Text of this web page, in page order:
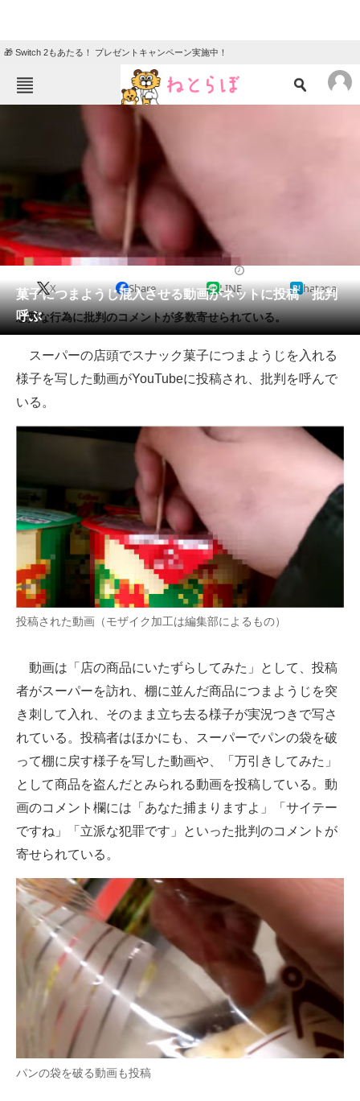
🎁 Switch 2もあたる！ プレゼントキャンペーン実施中！
グルメ 地域
住まい 教育・育児
動物 リサーチ
会員記事
メディア
注目記事を集めた総合ページ
スマホと通信の最新トレンド
進化するPCとデバイスの未来
好きが集まる 比べて選べる
ビジネスと働き方のヒント
AI活用のいまが分かる
企業ITのトレンドを詳説
マーケ×ITの今がよく分かる
ITエンジニア向け専門サイト
企業向けIT製品の総合サイト
IT製品の技術・比較・事例
製造業のIT導入・活用を支援
エレクトロニクス専門サイト
電子設計の基本と応用
エネルギーの専門メディア
建設×テクノロジーの最前線
ちょっと気になるネットの話題
菓子につまようじ混入させる動画がネットに投稿 批判
呼ぶ
X Share LINE hatena
悪質な行為に批判のコメントが多数寄せられている。
スーパーの店頭でスナック菓子につまようじを入れる
様子を写した動画がYouTubeに投稿され、批判を呼んで
いる。
投稿された動画（モザイク加工は編集部によるもの）
動画は「店の商品にいたずらしてみた」として、投稿
者がスーパーを訪れ、棚に並んだ商品につまようじを突
き刺して入れ、そのまま立ち去る様子が実況つきで写さ
れている。投稿者はほかにも、スーパーでパンの袋を破
って棚に戻す様子を写した動画や、「万引きしてみた」
として商品を盗んだとみられる動画を投稿している。動
画のコメント欄には「あなた捕まりますよ」「サイテー
ですね」「立派な犯罪です」といった批判のコメントが
寄せられている。
パンの袋を破る動画も投稿